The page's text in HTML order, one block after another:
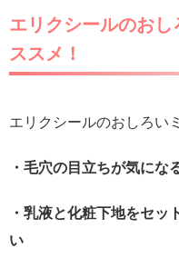
エリクシールのお
ススメ！
エリクシールのおしろい
・毛穴の目立ちが気にな
・乳液と化粧下地をセッ
い